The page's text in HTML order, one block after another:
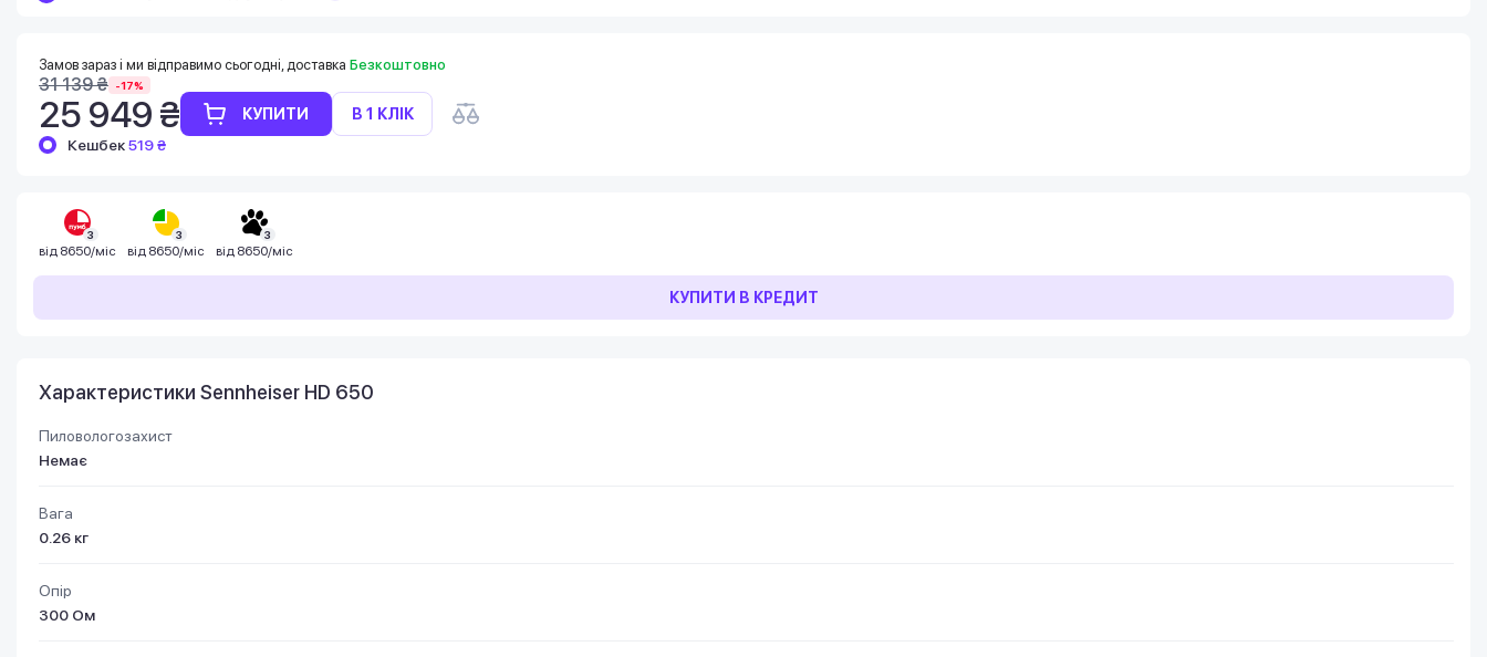
Замов зараз і ми відправимо сьогодні, доставка Безкоштовно
31 139 ₴ -17%
25 949 ₴ КУПИТИ
В 1 КЛІК
Кешбек519 ₴
Накопиченими бонусами можна сплатити
до 99% вартості наступної покупки:
детальніше
3
від 8650/міс
3
від 8650/міс
3
від 8650/міс
КУПИТИ В КРЕДИТ
Характеристики Sennheiser HD 650
Пиловологозахист
Немає
Вага
0.26 кг
Опір
300 Ом